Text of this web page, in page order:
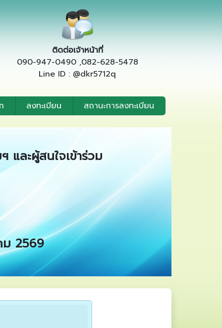
ติดต่อเจ้าหน้าที่
090-947-0490 ,082-628-5478
Line ID : @dkr5712q
ลงทะเบียน สถานะการลงทะเบียน
และผู้สนใจเข้าร่วม
ม 2569